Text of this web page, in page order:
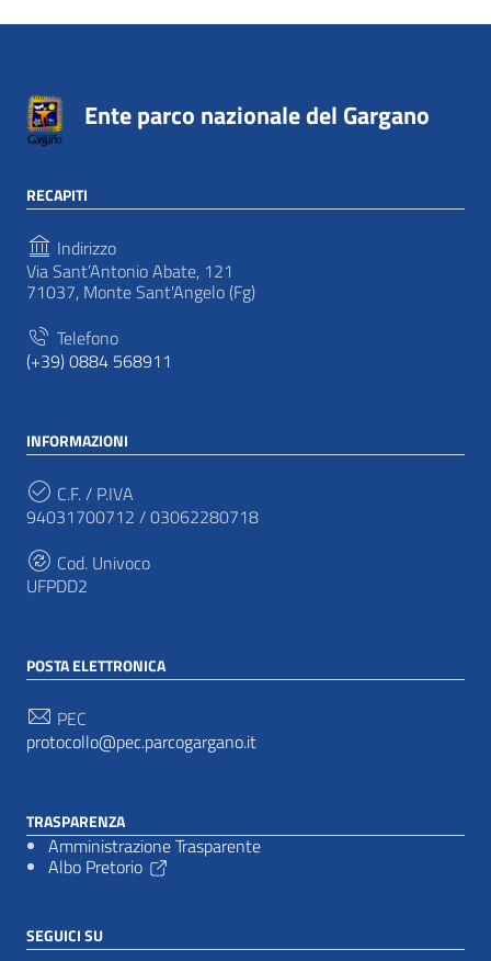
Ente parco nazionale del Gargano
RECAPITI
Indirizzo
Via Sant’Antonio Abate, 121
71037, Monte Sant'Angelo (Fg)
Telefono
(+39) 0884 568911
INFORMAZIONI
C.F. / P.IVA
94031700712 / 03062280718
Cod. Univoco
UFPDD2
POSTA ELETTRONICA
PEC
protocollo@pec.parcogargano.it
TRASPARENZA
Amministrazione Trasparente
Albo Pretorio
SEGUICI SU